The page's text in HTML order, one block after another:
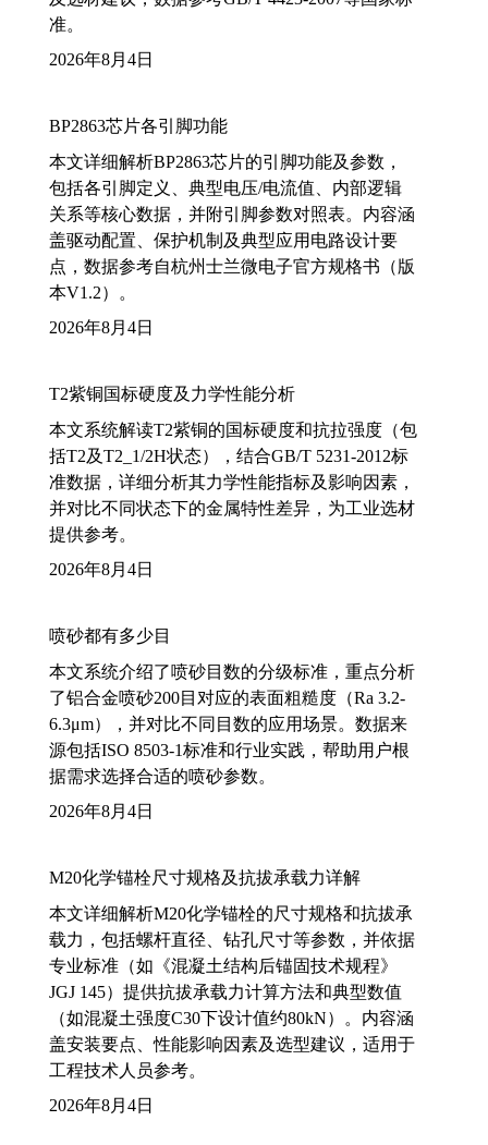
准。
2026年8月4日
BP2863芯片各引脚功能
本文详细解析BP2863芯片的引脚功能及参数，
包括各引脚定义、典型电压/电流值、内部逻辑
关系等核心数据，并附引脚参数对照表。内容涵
盖驱动配置、保护机制及典型应用电路设计要
点，数据参考自杭州士兰微电子官方规格书（版
本V1.2）。
2026年8月4日
T2紫铜国标硬度及力学性能分析
本文系统解读T2紫铜的国标硬度和抗拉强度（包
括T2及T2_1/2H状态），结合GB/T 5231-2012标
准数据，详细分析其力学性能指标及影响因素，
并对比不同状态下的金属特性差异，为工业选材
提供参考。
2026年8月4日
喷砂都有多少目
本文系统介绍了喷砂目数的分级标准，重点分析
了铝合金喷砂200目对应的表面粗糙度（Ra 3.2-
6.3μm），并对比不同目数的应用场景。数据来
源包括ISO 8503-1标准和行业实践，帮助用户根
据需求选择合适的喷砂参数。
2026年8月4日
M20化学锚栓尺寸规格及抗拔承载力详解
本文详细解析M20化学锚栓的尺寸规格和抗拔承
载力，包括螺杆直径、钻孔尺寸等参数，并依据
专业标准（如《混凝土结构后锚固技术规程》
JGJ 145）提供抗拔承载力计算方法和典型数值
（如混凝土强度C30下设计值约80kN）。内容涵
盖安装要点、性能影响因素及选型建议，适用于
工程技术人员参考。
2026年8月4日